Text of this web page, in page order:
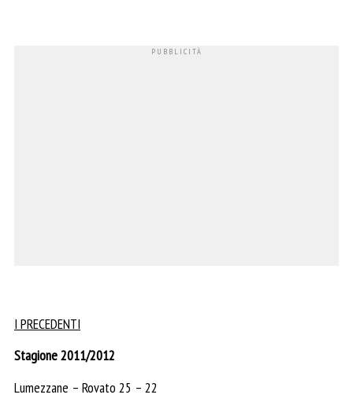
I PRECEDENTI
Stagione 2011/2012
Lumezzane – Rovato 25 – 22